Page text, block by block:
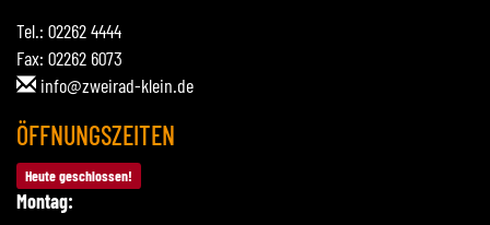
Tel.: 02262 4444
Fax: 02262 6073
info@zweirad-klein.de
ÖFFNUNGSZEITEN
Heute geschlossen!
Montag: